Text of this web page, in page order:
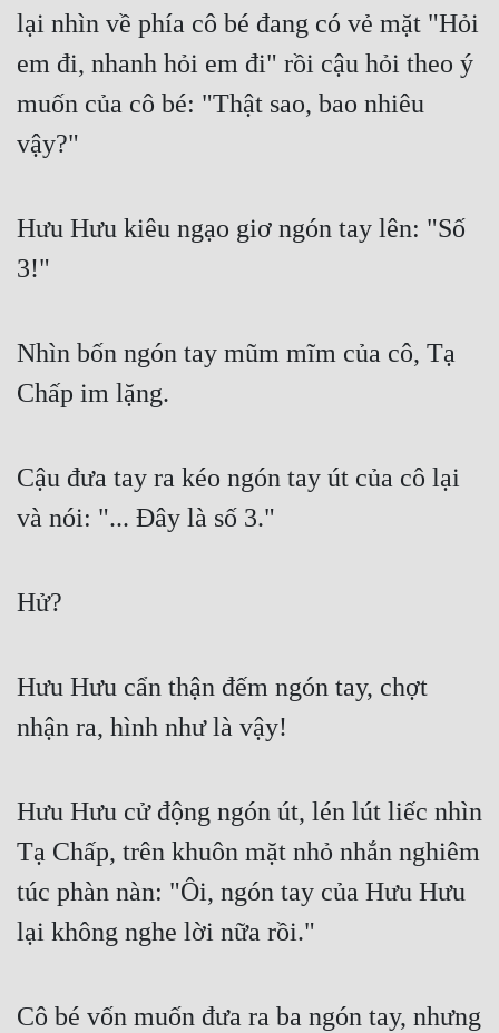
lại nhìn về phía cô bé đang có vẻ mặt "Hỏi
em đi, nhanh hỏi em đi" rồi cậu hỏi theo ý
muốn của cô bé: "Thật sao, bao nhiêu
vậy?"
Hưu Hưu kiêu ngạo giơ ngón tay lên: "Số
3!"
Nhìn bốn ngón tay mũm mĩm của cô, Tạ
Chấp im lặng.
Cậu đưa tay ra kéo ngón tay út của cô lại
và nói: "... Đây là số 3."
Hử?
Hưu Hưu cẩn thận đếm ngón tay, chợt
nhận ra, hình như là vậy!
Hưu Hưu cử động ngón út, lén lút liếc nhìn
Tạ Chấp, trên khuôn mặt nhỏ nhắn nghiêm
túc phàn nàn: "Ôi, ngón tay của Hưu Hưu
lại không nghe lời nữa rồi."
Cô bé vốn muốn đưa ra ba ngón tay, nhưng